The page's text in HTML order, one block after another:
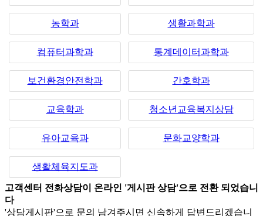
농학과 생활과학과
컴퓨터과학과 통계데이터과학과
보건환경안전학과 간호학과
교육학과 청소년교육복지상담
유아교육과 문화교양학과
생활체육지도과
고객센터 전화상담이 온라인 '게시판 상담'으로 전환 되었습니
다
'상담게시판'으로 문의 남겨주시면 신속하게 답변드리겠습니